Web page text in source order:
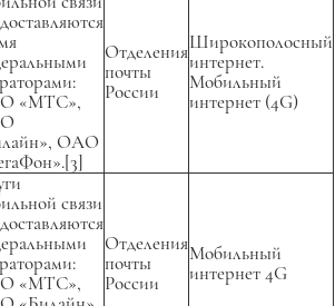
«МТС»,
ОАО
Отделения
почты
России
Широкополосный
интернет.
Мобильный
интернет (4G)
связи
«МТС»,
Отделения
почты
России
Мобильный
интернет 4G